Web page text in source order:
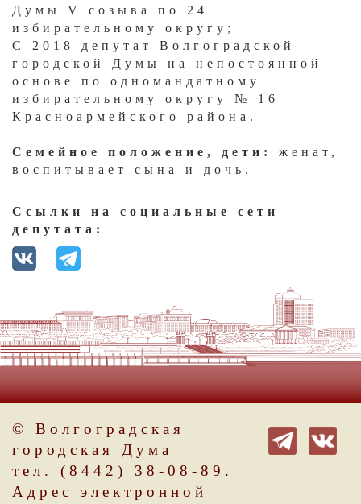
Думы V созыва по 24
избирательному округу;
С 2018 депутат Волгоградской
городской Думы на непостоянной
основе по одномандатному
избирательному округу № 16
Красноармейского района.
Семейное положение, дети:
женат,
воспитывает сына и дочь.
Ссылки на социальные сети
депутата:
© Волгоградская
городская Дума
тел. (8442) 38-08-89.
Адрес электронной